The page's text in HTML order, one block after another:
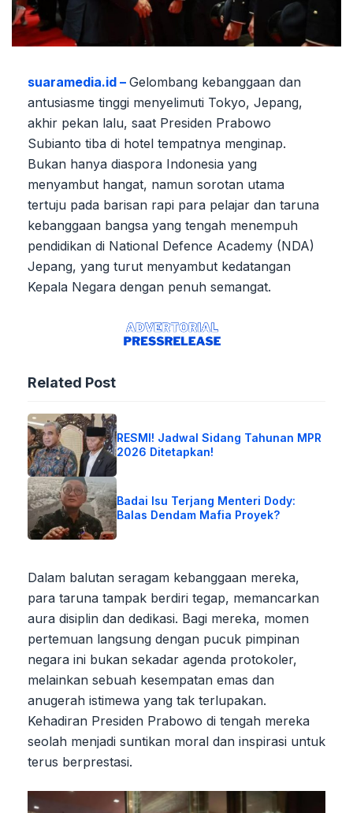
suaramedia.id – Gelombang kebanggaan dan
antusiasme tinggi menyelimuti Tokyo, Jepang,
akhir pekan lalu, saat Presiden Prabowo
Subianto tiba di hotel tempatnya menginap.
Bukan hanya diaspora Indonesia yang
menyambut hangat, namun sorotan utama
tertuju pada barisan rapi para pelajar dan taruna
kebanggaan bangsa yang tengah menempuh
pendidikan di National Defence Academy (NDA)
Jepang, yang turut menyambut kedatangan
Kepala Negara dengan penuh semangat.
Related Post
RESMI! Jadwal Sidang Tahunan MPR
2026 Ditetapkan!
Badai Isu Terjang Menteri Dody:
Balas Dendam Mafia Proyek?
Dalam balutan seragam kebanggaan mereka,
para taruna tampak berdiri tegap, memancarkan
aura disiplin dan dedikasi. Bagi mereka, momen
pertemuan langsung dengan pucuk pimpinan
negara ini bukan sekadar agenda protokoler,
melainkan sebuah kesempatan emas dan
anugerah istimewa yang tak terlupakan.
Kehadiran Presiden Prabowo di tengah mereka
seolah menjadi suntikan moral dan inspirasi untuk
terus berprestasi.